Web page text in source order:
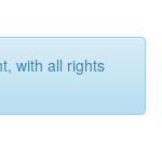
with all rights